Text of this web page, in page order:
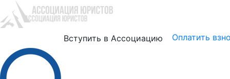
Вступить в Ассоциацию Оплатить